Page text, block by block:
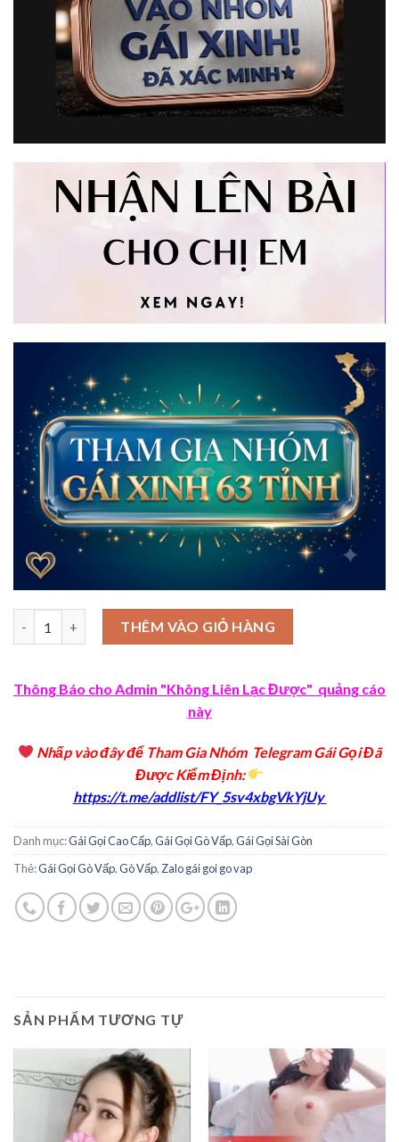
THÊM VÀO GIỎ HÀNG
Thông Báo cho Admin "Không Liên Lạc Được" quảng cáo
này
Nhấp vào đây để Tham Gia Nhóm Telegram Gái Gọi Đã
Được Kiểm Định:
https://t.me/addlist/FY_5sv4xbgVkYjUy
Danh mục:Gái Gọi Cao Cấp,Gái Gọi Gò Vấp,Gái Gọi Sài Gòn
Thẻ:Gái Gọi Gò Vấp,Gò Vấp, Zalo gái goi go vap
SẢN PHẨM TƯƠNG TỰ